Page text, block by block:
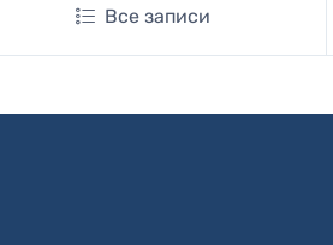
Все записи